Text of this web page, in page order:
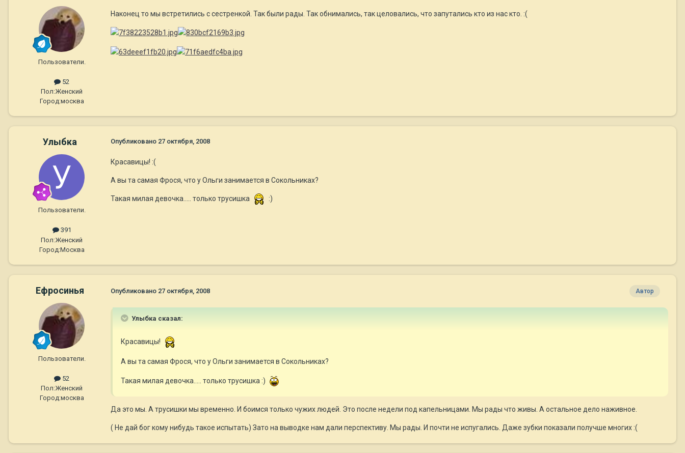
Пользователи.
52
Пол:Женский
Город:москва
Наконец то мы встретились с сестренкой. Так были рады. Так обнимались, так целовались, что запутались кто из нас кто. :(
Улыбка
Пользователи.
391
Пол:Женский
Город:Москва
Опубликовано 27 октября, 2008
Красавицы! :(
А вы та самая Фрося, что у Ольги занимается в Сокольниках?
Такая милая девочка..... только трусишка :)
Ефросинья
Пользователи.
52
Пол:Женский
Город:москва
Автор
Опубликовано 27 октября, 2008
Улыбка сказал:
Красавицы!
А вы та самая Фрося, что у Ольги занимается в Сокольниках?
Такая милая девочка..... только трусишка :)
Да это мы. А трусишки мы временно. И боимся только чужих людей. Это после недели под капельницами. Мы рады что живы. А остальное дело наживное.
( Не дай бог кому нибудь такое испытать) Зато на выводке нам дали перспективу. Мы рады. И почти не испугались. Даже зубки показали получше многих :(